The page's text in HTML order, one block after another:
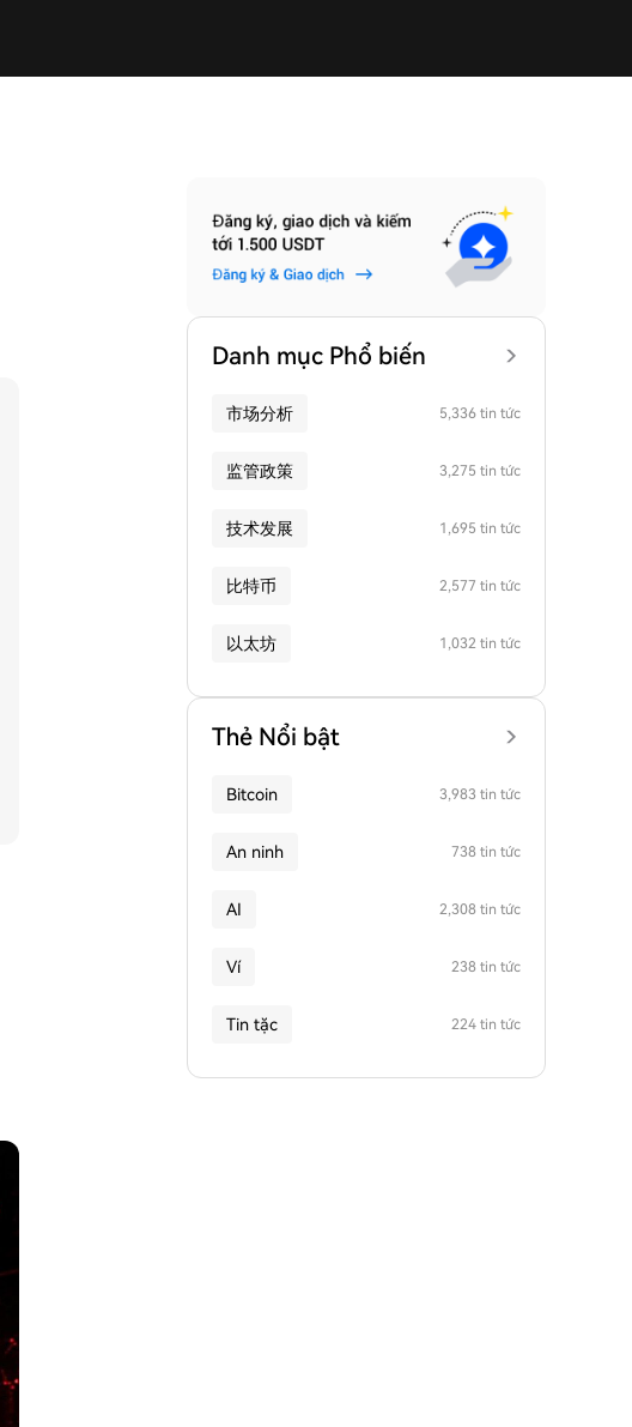
Danh mục Phổ biến
市场分析 5,336 tin tức
监管政策 3,275 tin tức
技术发展 1,695 tin tức
比特币 2,577 tin tức
以太坊 1,032 tin tức
Thẻ Nổi bật
Bitcoin 3,983 tin tức
An ninh 738 tin tức
AI 2,308 tin tức
Ví 238 tin tức
Tin tặc 224 tin tức